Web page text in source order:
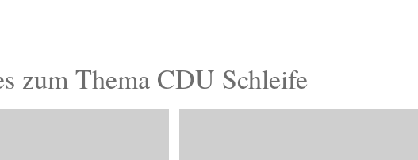
zum Thema CDU Schleife